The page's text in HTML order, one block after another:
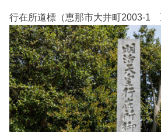
行在所道標（恵那市大井町2003-1